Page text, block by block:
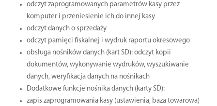
odczyt zaprogramowanych parametrów kasy przez
komputer i przeniesienie ich do innej kasy
odczyt danych o sprzedaży
odczyt pamięci fiskalnej i wydruk raportu okresowego
obsługa nośników danych (kart SD): odczyt kopii
dokumentów, wykonywanie wydruków, wyszukiwanie
danych, weryfikacja danych na nośnikach
Dodatkowe funkcje nośnika danych (karty SD):
zapis zaprogramowania kasy (ustawienia, baza towarowa)